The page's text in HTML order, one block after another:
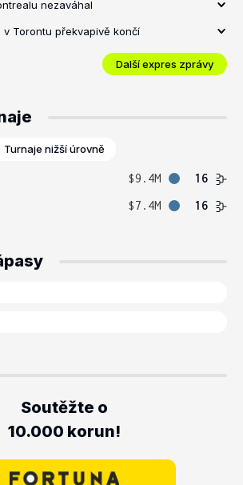
nezaváhal
v Torontu překvapivě končí
Další expres zprávy
Turnaje nižší úrovně
$9.4M
16
$7.4M 16
Soutěžte o
10.000 korun!